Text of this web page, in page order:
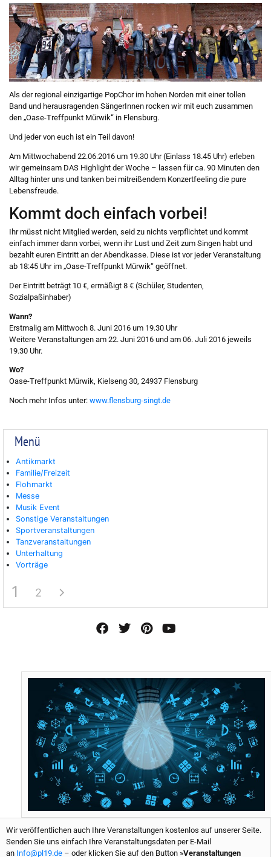
Als der regional einzigartige PopChor im hohen Norden mit einer tollen
Band und herausragenden SängerInnen rocken wir mit euch zusammen
den „Oase-Treffpunkt Mürwik“ in Flensburg.
Und jeder von euch ist ein Teil davon!
Am Mittwochabend 22.06.2016 um 19.30 Uhr (Einlass 18.45 Uhr) erleben
wir gemeinsam DAS Highlight der Woche – lassen für ca. 90 Minuten den
Alltag hinter uns und tanken bei mitreißendem Konzertfeeling die pure
Lebensfreude.
Kommt doch einfach vorbei!
Ihr müsst nicht Mitglied werden, seid zu nichts verpflichtet und kommt
einfach immer dann vorbei, wenn ihr Lust und Zeit zum Singen habt und
bezahlt euren Eintritt an der Abendkasse. Diese ist vor jeder Veranstaltung
ab 18:45 Uhr im „Oase-Treffpunkt Mürwik“ geöffnet.
Der Eintritt beträgt 10 €, ermäßigt 8 € (Schüler, Studenten,
Sozialpaßinhaber)
Wann?
Erstmalig am Mittwoch 8. Juni 2016 um 19.30 Uhr
Weitere Veranstaltungen am 22. Juni 2016 und am 06. Juli 2016 jeweils
19.30 Uhr.
Wo?
Oase-Treffpunkt Mürwik, Kielseng 30, 24937 Flensburg
Noch mehr Infos unter: www.flensburg-singt.de
Menü
Antikmarkt
Familie/Freizeit
Flohmarkt
Messe
Musik Event
Sonstige Veranstaltungen
Sportveranstaltungen
Tanzveranstaltungen
Unterhaltung
Vorträge
1 2
a
c
o
o
k
w
i
e
i
n
r
e
s
o
u
b
e
Wir veröffentlichen auch Ihre Veranstaltungen kostenlos auf unserer Seite.
Senden Sie uns einfach Ihre Veranstaltungsdaten per E-Mail
an Info@pl19.de – oder klicken Sie auf den Button »Veranstaltungen